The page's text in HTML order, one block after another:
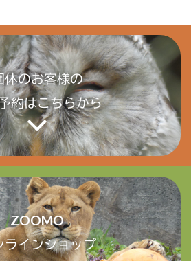
体のお客様の
約はこちらから
ZOOMO
ラインショップ